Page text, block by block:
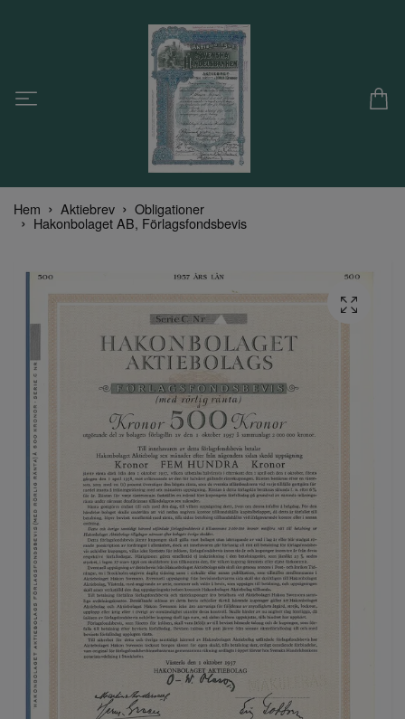
Hem Aktiebrev Obligationer
Hakonbolaget AB, Förlagsfondsbevis